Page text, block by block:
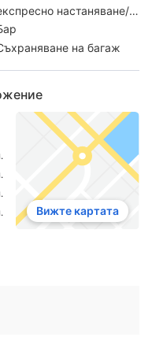
настаняване/
на багаж
Вижте картата